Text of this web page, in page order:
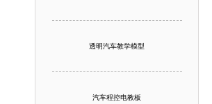
透明汽车教学模型
汽车程控电教板